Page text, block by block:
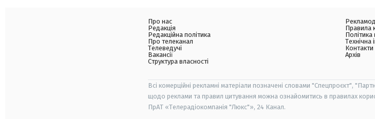
Про нас
Редакція
Редакційна політика
Про телеканал
Телеведучі
Вакансії
Структура власності
Правила
Політика
Технічна
Контакти
Архів
Всі комерційні рекламні матеріали позначені словами "Спецпроєкт",
щодо реклами та правил цитування можна ознайомитись в правилах
ПрАТ «Телерадіокомпанія "Люкс"», 24 Канал.